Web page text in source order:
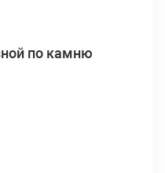
по камню